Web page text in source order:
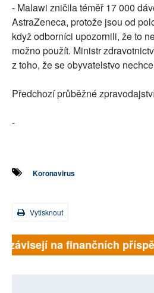
- Malawi zničila téměř 17 000
AstraZeneca, protože jsou od
když odborníci upozornili, že to
možno použít. Ministr
z toho, že se obyvatelstvo
Předchozí průběžné
-
Koronavirus
Vytisknout
na finančních